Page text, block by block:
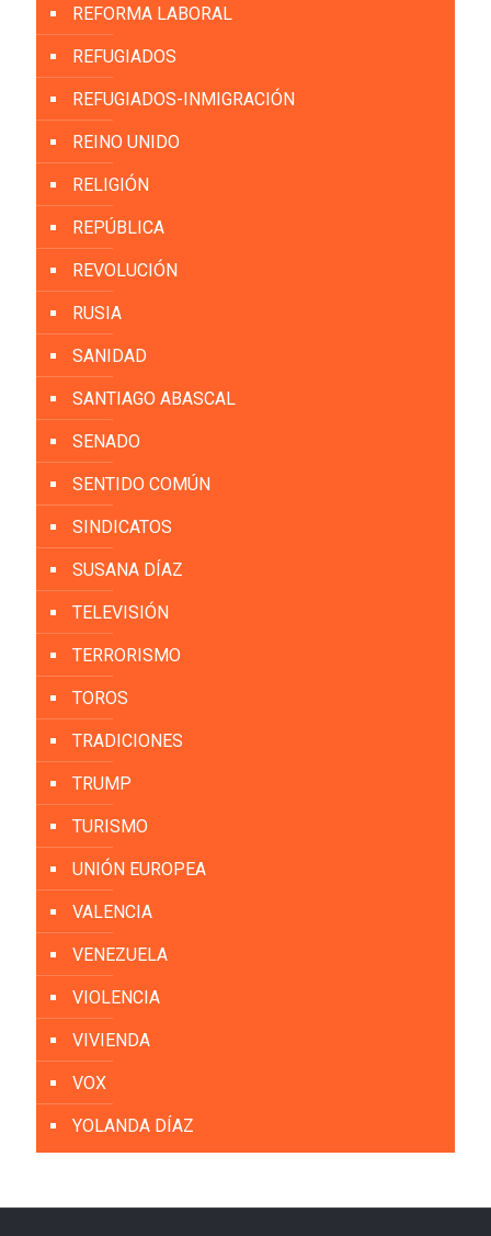
REFORMA LABORAL
REFUGIADOS
REFUGIADOS-INMIGRACIÓN
REINO UNIDO
RELIGIÓN
REPÚBLICA
REVOLUCIÓN
RUSIA
SANIDAD
SANTIAGO ABASCAL
SENADO
SENTIDO COMÚN
SINDICATOS
SUSANA DÍAZ
TELEVISIÓN
TERRORISMO
TOROS
TRADICIONES
TRUMP
TURISMO
UNIÓN EUROPEA
VALENCIA
VENEZUELA
VIOLENCIA
VIVIENDA
VOX
YOLANDA DÍAZ